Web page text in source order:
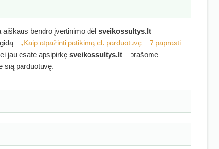
aiškaus bendro įvertinimo dėl sveikossultys.lt
–„Kaip atpažinti patikimą el. parduotuvę – 7 paprasti
jau esate apsipirkę sveikossultys.lt – prašome
šią parduotuvę.